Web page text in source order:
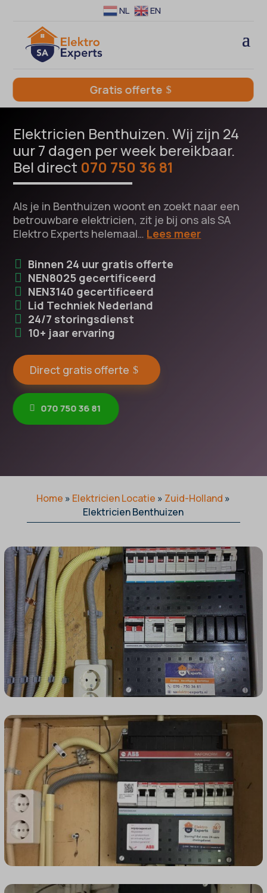
NL EN
Gratis offerte
Elektricien Benthuizen. Wij zijn 24
uur 7 dagen per week bereikbaar.
Bel direct 070 750 36 81
Als je in Benthuizen woont en zoekt naar een
betrouwbare elektricien, zit je bij ons als SA
Elektro Experts helemaal… Lees meer
Binnen 24 uur gratis offerte
NEN8025 gecertificeerd
NEN3140 gecertificeerd
Lid Techniek Nederland
24/7 storingsdienst
10+ jaar ervaring
Direct gratis offerte
070 750 36 81
Home » Elektricien Locatie » Zuid-Holland »
Elektricien Benthuizen